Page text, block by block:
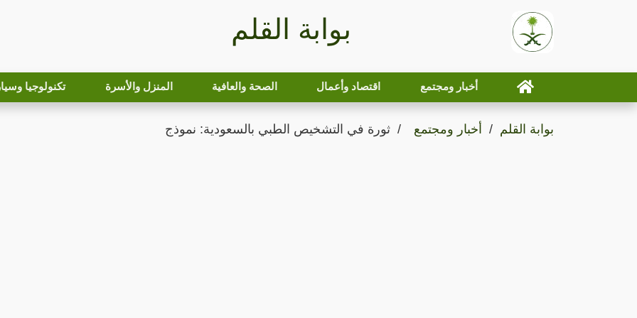
بوابة القلم
أخبار ومجتمع اقتصاد وأعمال الصحة والعافية المنزل والأسرة تكنولوجيا
بوابة القلم أخبار ومجتمع ثورة في التشخيص الطبي بالسعودية: نموذج